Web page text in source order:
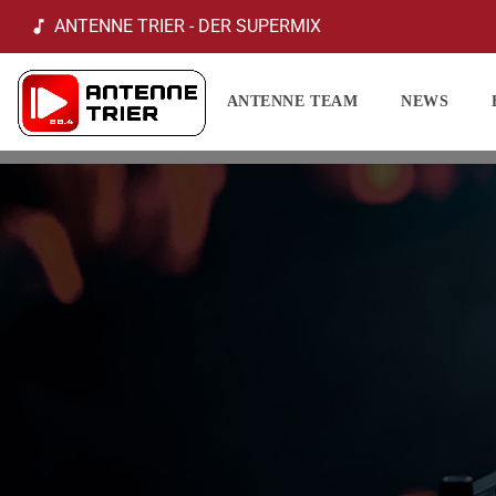
music_note ANTENNE TRIER - DER SUPERMIX
ANTENNE TEAM NEWS